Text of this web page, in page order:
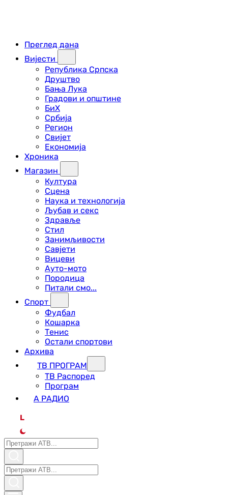
Преглед дана
Вијести
Република Српска
Друштво
Бања Лука
Градови и општине
БиХ
Србија
Регион
Свијет
Економија
Хроника
Магазин
Култура
Сцена
Наука и технологија
Љубав и секс
Здравље
Стил
Занимљивости
Савјети
Вицеви
Ауто-мото
Породица
Питали смо...
Спорт
Фудбал
Кошарка
Тенис
Остали спортови
Архива
ТВ ПРОГРАМ
ТВ Распоред
Програм
А РАДИО
L